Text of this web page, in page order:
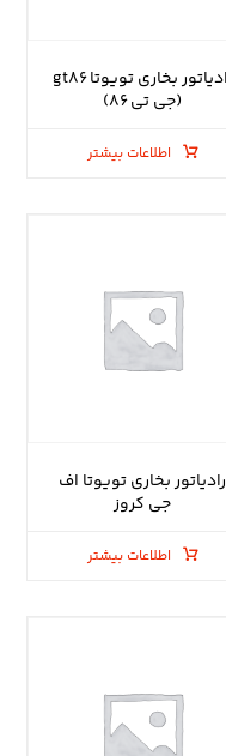
رادیاتور بخاری تویوتا gt۸۶
(جی تی ۸۶)
اطلاعات بیشتر
رادیاتور بخاری تویوتا اف
جی کروز
اطلاعات بیشتر